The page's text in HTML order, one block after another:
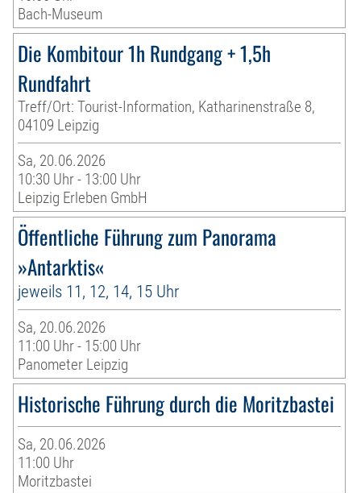
Bach-Museum
Die Kombitour 1h Rundgang + 1,5h
Rundfahrt
Treff/Ort: Tourist-Information, Katharinenstraße 8,
04109 Leipzig
Sa, 20.06.2026
10:30 Uhr - 13:00 Uhr
Leipzig Erleben GmbH
Öffentliche Führung zum Panorama
»Antarktis«
jeweils 11, 12, 14, 15 Uhr
Sa, 20.06.2026
11:00 Uhr - 15:00 Uhr
Panometer Leipzig
Historische Führung durch die Moritzbastei
Sa, 20.06.2026
11:00 Uhr
Moritzbastei